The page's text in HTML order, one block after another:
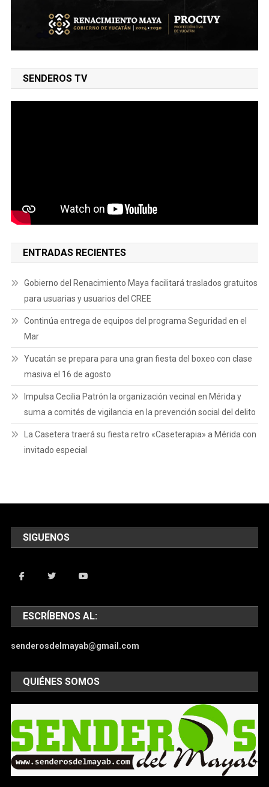
SENDEROS TV
ENTRADAS RECIENTES
Gobierno del Renacimiento Maya facilitará traslados gratuitos
para usuarias y usuarios del CREE
Continúa entrega de equipos del programa Seguridad en el
Mar
Yucatán se prepara para una gran fiesta del boxeo con clase
masiva el 16 de agosto
Impulsa Cecilia Patrón la organización vecinal en Mérida y
suma a comités de vigilancia en la prevención social del delito
La Casetera traerá su fiesta retro «Caseterapia» a Mérida con
invitado especial
SIGUENOS
ESCRÍBENOS AL:
senderosdelmayab@gmail.com
QUIÉNES SOMOS